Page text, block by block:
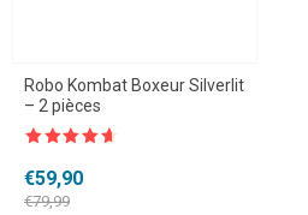
Robo Kombat Boxeur Silverlit
– 2 pièces
€79,99
Le
prix
€59,90
Le
prix